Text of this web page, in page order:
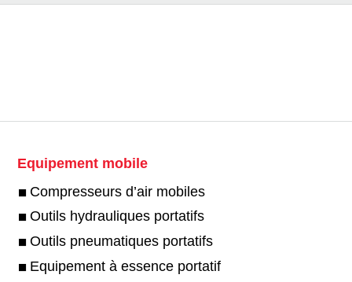
Equipement mobile
Compresseurs d’air mobiles
Outils hydrauliques portatifs
Outils pneumatiques portatifs
Equipement à essence portatif